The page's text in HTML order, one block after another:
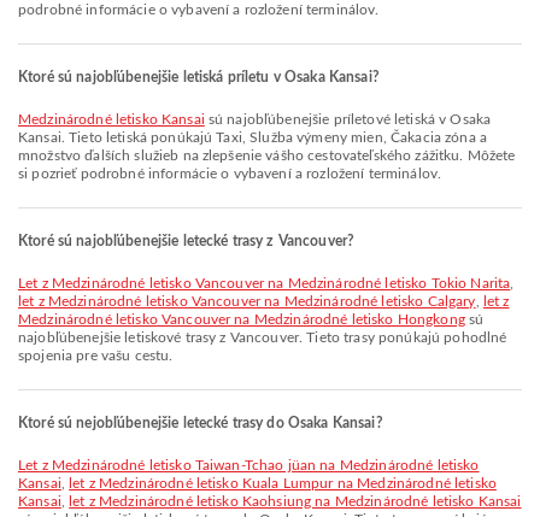
podrobné informácie o vybavení a rozložení terminálov.
Ktoré sú najobľúbenejšie letiská príletu v Osaka Kansai?
Medzinárodné letisko Kansai sú najobľúbenejšie príletové letiská v Osaka
Kansai. Tieto letiská ponúkajú Taxi, Služba výmeny mien, Čakacia zóna a
množstvo ďalších služieb na zlepšenie vášho cestovateľského zážitku. Môžete
si pozrieť podrobné informácie o vybavení a rozložení terminálov.
Ktoré sú najobľúbenejšie letecké trasy z Vancouver?
let z Medzinárodné letisko Vancouver na Medzinárodné letisko Tokio Narita
let z Medzinárodné letisko Vancouver na Medzinárodné letisko Calgary
let z
Medzinárodné letisko Vancouver na Medzinárodné letisko Hongkongsú
najobľúbenejšie letiskové trasy z Vancouver. Tieto trasy ponúkajú pohodlné
spojenia pre vašu cestu.
Ktoré sú nejobľúbenejšie letecké trasy do Osaka Kansai?
let z Medzinárodné letisko Taiwan-Tchao jüan na Medzinárodné letisko
Kansai
let z Medzinárodné letisko Kuala Lumpur na Medzinárodné letisko
Kansai
let z Medzinárodné letisko Kaohsiung na Medzinárodné letisko Kansai